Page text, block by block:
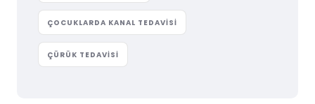
ÇOCUKLARDA KANAL TEDAVISI
ÇÜRÜK TEDAVISI